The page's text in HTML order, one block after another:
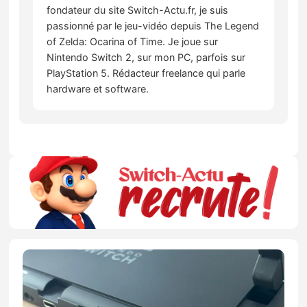
fondateur du site Switch-Actu.fr, je suis
passionné par le jeu-vidéo depuis The Legend
of Zelda: Ocarina of Time. Je joue sur
Nintendo Switch 2, sur mon PC, parfois sur
PlayStation 5. Rédacteur freelance qui parle
hardware et software.